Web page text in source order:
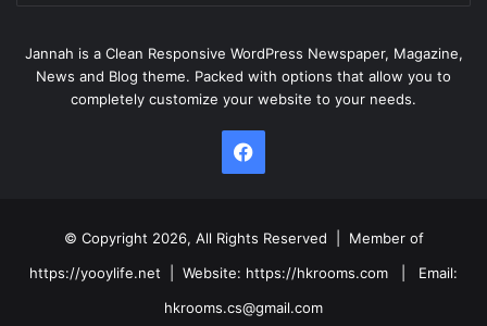
Jannah is a Clean Responsive WordPress Newspaper, Magazine,
News and Blog theme. Packed with options that allow you to
completely customize your website to your needs.
© Copyright 2026, All Rights Reserved | Member of
https://yooylife.net | Website: https://hkrooms.com | Email:
hkrooms.cs@gmail.com